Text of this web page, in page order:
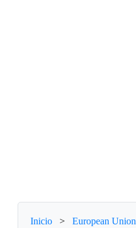
Inicio > European Union